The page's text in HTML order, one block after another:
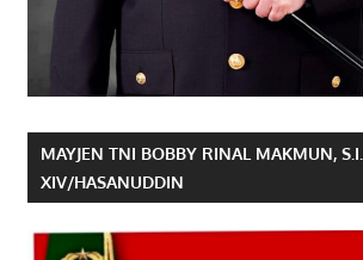
MAYJEN TNI BOBBY RINAL MAKMUN,
XIV/HASANUDDIN